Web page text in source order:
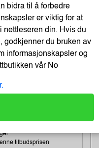
Kjøp
Oppheng Sort
tilbudsprisen
bidra til å forbedre
er viktig for at
nettleseren din. Hvis du
godkjenner du bruken av
informasjonskapsler og
vårNo